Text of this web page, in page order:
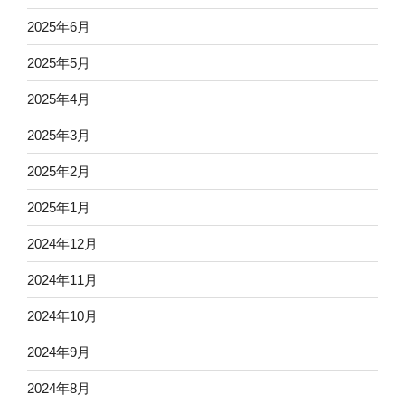
2025年6月
2025年5月
2025年4月
2025年3月
2025年2月
2025年1月
2024年12月
2024年11月
2024年10月
2024年9月
2024年8月